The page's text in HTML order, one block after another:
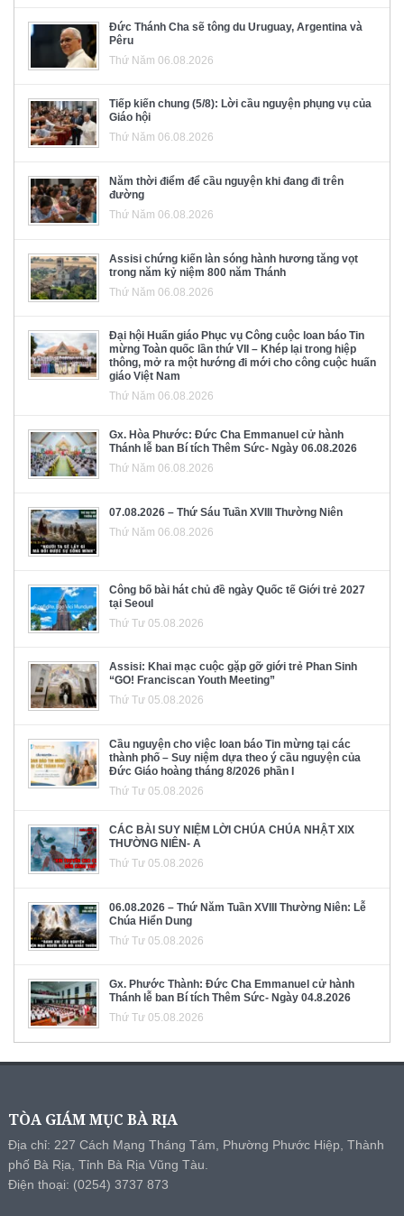
Đức Thánh Cha sẽ tông du Uruguay, Argentina và
Pêru
Thứ Năm 06.08.2026
Tiếp kiến chung (5/8): Lời cầu nguyện phụng vụ của
Giáo hội
Thứ Năm 06.08.2026
Năm thời điểm để cầu nguyện khi đang đi trên
đường
Thứ Năm 06.08.2026
Assisi chứng kiến làn sóng hành hương tăng vọt
trong năm kỷ niệm 800 năm Thánh
Thứ Năm 06.08.2026
Đại hội Huấn giáo Phục vụ Công cuộc loan báo Tin
mừng Toàn quốc lần thứ VII – Khép lại trong hiệp
thông, mở ra một hướng đi mới cho công cuộc huấn
giáo Việt Nam
Thứ Năm 06.08.2026
Gx. Hòa Phước: Đức Cha Emmanuel cử hành
Thánh lễ ban Bí tích Thêm Sức- Ngày 06.08.2026
Thứ Năm 06.08.2026
07.08.2026 – Thứ Sáu Tuần XVIII Thường Niên
Thứ Năm 06.08.2026
Công bố bài hát chủ đề ngày Quốc tế Giới trẻ 2027
tại Seoul
Thứ Tư 05.08.2026
Assisi: Khai mạc cuộc gặp gỡ giới trẻ Phan Sinh
“GO! Franciscan Youth Meeting”
Thứ Tư 05.08.2026
Cầu nguyện cho việc loan báo Tin mừng tại các
thành phố – Suy niệm dựa theo ý cầu nguyện của
Đức Giáo hoàng tháng 8/2026 phần I
Thứ Tư 05.08.2026
CÁC BÀI SUY NIỆM LỜI CHÚA CHÚA NHẬT XIX
THƯỜNG NIÊN- A
Thứ Tư 05.08.2026
06.08.2026 – Thứ Năm Tuần XVIII Thường Niên: Lễ
Chúa Hiển Dung
Thứ Tư 05.08.2026
Gx. Phước Thành: Đức Cha Emmanuel cử hành
Thánh lễ ban Bí tích Thêm Sức- Ngày 04.8.2026
Thứ Tư 05.08.2026
TÒA GIÁM MỤC BÀ RỊA
Địa chỉ: 227 Cách Mạng Tháng Tám, Phường Phước Hiệp, Thành
phố Bà Rịa, Tỉnh Bà Rịa Vũng Tàu.
Điện thoại: (0254) 3737 873